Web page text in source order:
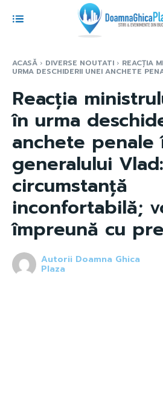
ACASĂ DIVERSE NOUTATI REACȚIA
URMA DESCHIDERII UNEI ANCHETE
Reacția
în urma
anchete penale
generalului
circumstanță
inconfortabilă;
împreună cu
Autorii Doamna Ghica
Plaza